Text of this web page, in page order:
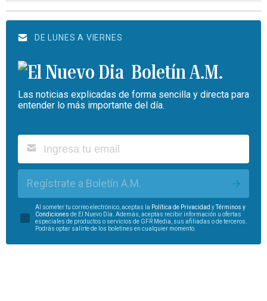
DE LUNES A VIERNES
Boletín A.M.
Las noticias explicadas de forma sencilla y directa para
entender lo más importante del día.
Regístrate a Boletín A.M.
Al someter tu correo electrónico, aceptas la Política de Privacidad yTérminos y
Condiciones de El Nuevo Día. Además, aceptas recibir información u ofertas
especiales de productos o servicios de GFR Media, sus afiliadas o de terceros.
Podrás optar salirte de los boletines en cualquier momento.